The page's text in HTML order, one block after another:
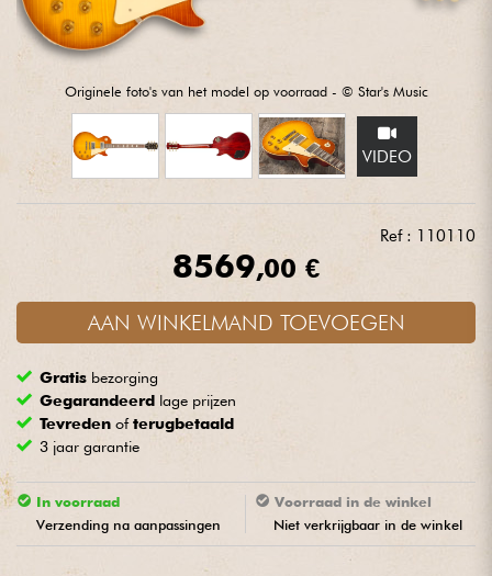
Hoofdtelefoon
Microfoon
DJ
Live Sound
Drums & percussie
Blaasinstrument
Viool & Quatuor
Kinderen
Originele foto's van het model op voorraad - © Star's Music
VIDEO
Ref : 110110
8569,00 €
AAN WINKELMAND TOEVOEGEN
Gratis bezorging
Gegarandeerd lage prijzen
Tevreden ofterugbetaald
3 jaar garantie
In voorraad
Verzending na aanpassingen
Voorraad in de winkel
Niet verkrijgbaar in de winkel